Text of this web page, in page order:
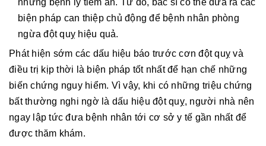
những bệnh lý tiềm ẩn. Từ đó, bác sĩ có thể đưa ra các
biện pháp can thiệp chủ động để bệnh nhân phòng
ngừa đột quỵ hiệu quả.
Phát hiện sớm các dấu hiệu báo trước cơn đột quỵ và
điều trị kịp thời là biện pháp tốt nhất để hạn chế những
biến chứng nguy hiểm. Vì vậy, khi có những triệu chứng
bất thường nghi ngờ là dấu hiệu đột quỵ, người nhà nên
ngay lập tức đưa bệnh nhân tới cơ sở y tế gần nhất để
được thăm khám.